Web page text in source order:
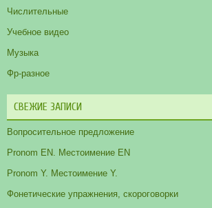
Числительные
Учебное видео
Музыка
Фр-разное
СВЕЖИЕ ЗАПИСИ
Вопросительное предложение
Pronom EN. Местоимение EN
Pronom Y. Местоимение Y.
Фонетические упражнения, скороговорки